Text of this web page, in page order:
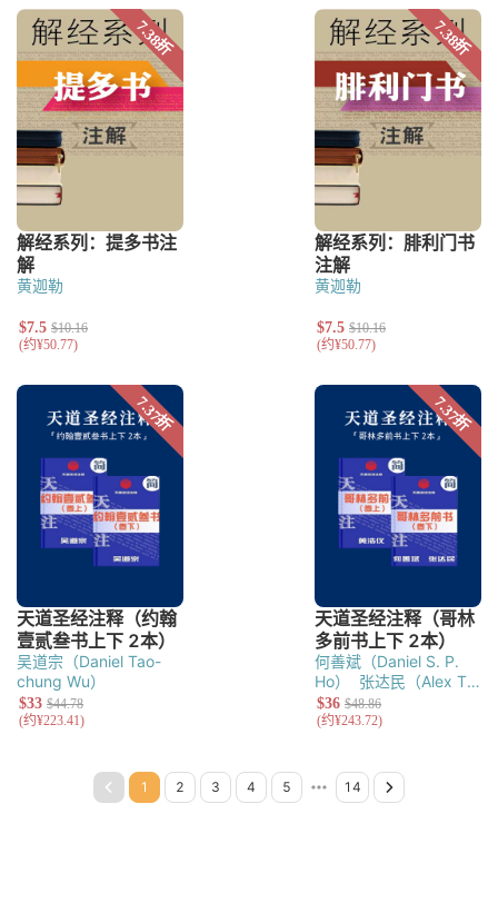
黄迦勒 黄迦勒
吴道宗（Daniel Tao-
chung Wu）
何善斌（Daniel S. P.
Ho）
张达民（Alex T.
M. Cheung）
（Kasper H. Y.